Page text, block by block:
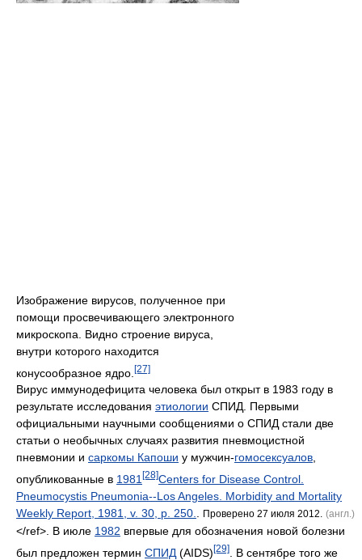
Изображение вирусов, полученное при
помощи просвечивающего электронного
микроскопа. Видно строение вируса,
внутри которого находится
конусообразное ядро. [27]
Вирус иммунодефицита человека был открыт в 1983 году в
результате исследования этиологии СПИД. Первыми
официальными научными сообщениями о СПИД стали две
статьи о необычных случаях развития пневмоцистной
пневмонии и саркомы Капоши у мужчин-гомосексуалов,
опубликованные в 1981 [28]Centers for Disease Control.
Pneumocystis Pneumonia--Los Angeles. Morbidity and Mortality
Weekly Report, 1981, v. 30, p. 250.
Проверено 27 июля 2012. (англ.)
</ref>. В июле 1982 впервые для обозначения новой болезни
был предложен термин СПИД (AIDS) [29]
. В сентябре того же